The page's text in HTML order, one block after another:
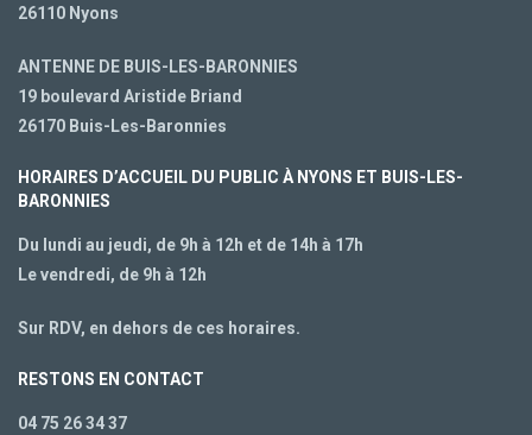
26110 Nyons
ANTENNE DE BUIS-LES-BARONNIES
19 boulevard Aristide Briand
26170 Buis-Les-Baronnies
HORAIRES D’ACCUEIL DU PUBLIC À NYONS ET BUIS-LES-
BARONNIES
Du lundi au jeudi, de 9h à 12h et de 14h à 17h
Le vendredi, de 9h à 12h
Sur RDV, en dehors de ces horaires.
RESTONS EN CONTACT
04 75 26 34 37